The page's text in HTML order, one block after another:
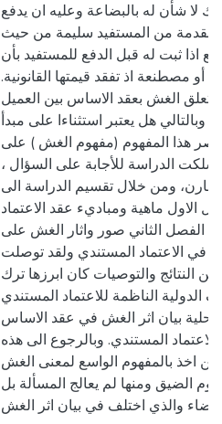
لا شأن له بالبضاعة وعليه ان يدفع
من المستفيد سليمة من حيث
اذا ثبت له قبل الدفع للمستفيد بأن
أو مصطنعة اذ تفقد قيمتها القانونية.
الغش بعقد الاساس بين العميل
وبالتالي هل يعتبر استثناءا على مبدأ
هذا المفهوم (مفهوم الغش ) على
سلكت الدراسة للأجابة على السؤال ،
ومن خلال تقسيم الدراسة الى
الاول ماهية ومباديء عقد الاعتماد
الفصل الثاني صور واثار الغش على
في الاعتماد المستندي ولقد توصلت
النتائج والتوصيات كان ابرزها ترك
الدولية الناظمة للاعتماد المستندي
بيان اثر الغش في عقد الاساس
المستندي. وبالرجوع الى هذه
من اخذ بالمفهوم الواسع لمعنى الغش
الضيق ومنها لم يعالج المسألة بل